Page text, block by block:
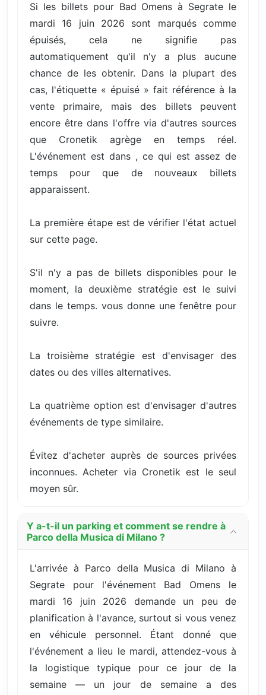
Si les billets pour Bad Omens à Segrate le
mardi 16 juin 2026 sont marqués comme
épuisés, cela ne signifie pas
automatiquement qu'il n'y a plus aucune
chance de les obtenir. Dans la plupart des
cas, l'étiquette « épuisé » fait référence à la
vente primaire, mais des billets peuvent
encore être dans l'offre via d'autres sources
que Cronetik agrège en temps réel.
L'événement est dans , ce qui est assez de
temps pour que de nouveaux billets
apparaissent.
La première étape est de vérifier l'état actuel
sur cette page.
S'il n'y a pas de billets disponibles pour le
moment, la deuxième stratégie est le suivi
dans le temps. vous donne une fenêtre pour
suivre.
La troisième stratégie est d'envisager des
dates ou des villes alternatives.
La quatrième option est d'envisager d'autres
événements de type similaire.
Évitez d'acheter auprès de sources privées
inconnues. Acheter via Cronetik est le seul
moyen sûr.
Y a-t-il un parking et comment se rendre à
Parco della Musica di Milano ?
L'arrivée à Parco della Musica di Milano à
Segrate pour l'événement Bad Omens le
mardi 16 juin 2026 demande un peu de
planification à l'avance, surtout si vous venez
en véhicule personnel. Étant donné que
l'événement a lieu le mardi, attendez-vous à
la logistique typique pour ce jour de la
semaine — un jour de semaine a des